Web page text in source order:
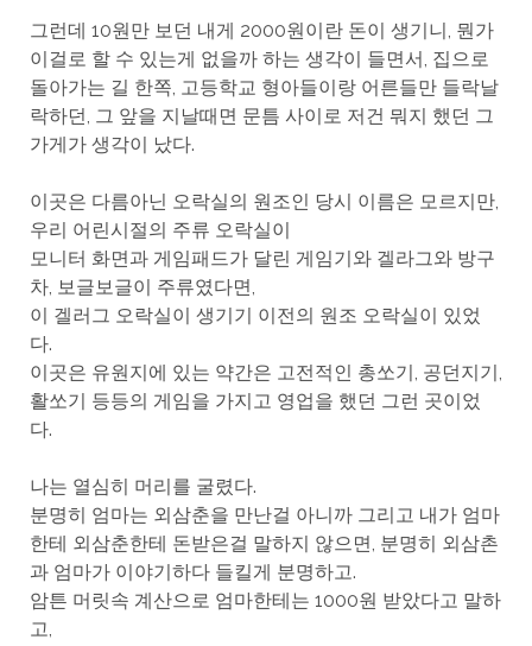
그런데 10원만 보던 내게 2000원이란 돈이 생기니, 뭔가
이걸로 할 수 있는게 없을까 하는 생각이 들면서, 집으로
돌아가는 길 한쪽, 고등학교 형아들이랑 어른들만 들락날
락하던, 그 앞을 지날때면 문틈 사이로 저건 뭐지 했던 그
가게가 생각이 났다.
이곳은 다름아닌 오락실의 원조인 당시 이름은 모르지만,
우리 어린시절의 주류 오락실이
모니터 화면과 게임패드가 달린 게임기와 겔라그와 방구
차, 보글보글이 주류였다면,
이 겔러그 오락실이 생기기 이전의 원조 오락실이 있었
다.
이곳은 유원지에 있는 약간은 고전적인 총쏘기, 공던지기,
활쏘기 등등의 게임을 가지고 영업을 했던 그런 곳이었
다.
나는 열심히 머리를 굴렸다.
분명히 엄마는 외삼춘을 만난걸 아니까 그리고 내가 엄마
한테 외삼춘한테 돈받은걸 말하지 않으면, 분명히 외삼촌
과 엄마가 이야기하다 들킬게 분명하고.
암튼 머릿속 계산으로 엄마한테는 1000원 받았다고 말하
고,